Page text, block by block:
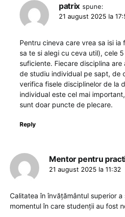
patrix spune:
21 august 2025 la
Pentru cineva care vrea sa isi ia
sa te si alegi cu ceva util), cele
suficiente. Fiecare disciplina
de studiu individual pe sapt, de
verifica fisele disciplinelor de la
individual este cel mai
sunt doar puncte de plecare.
Reply
Mentor pentru
21 august 2025 la 11:32
Calitatea în învățământul superior
momentul în care studenții au fost